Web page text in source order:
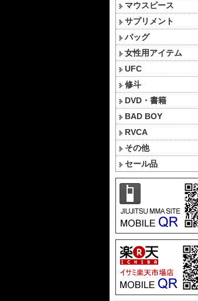
マウスピース
サプリメント
バッグ
女性用アイテム
UFC
修斗
DVD・書籍
BAD BOY
RVCA
その他
セール品